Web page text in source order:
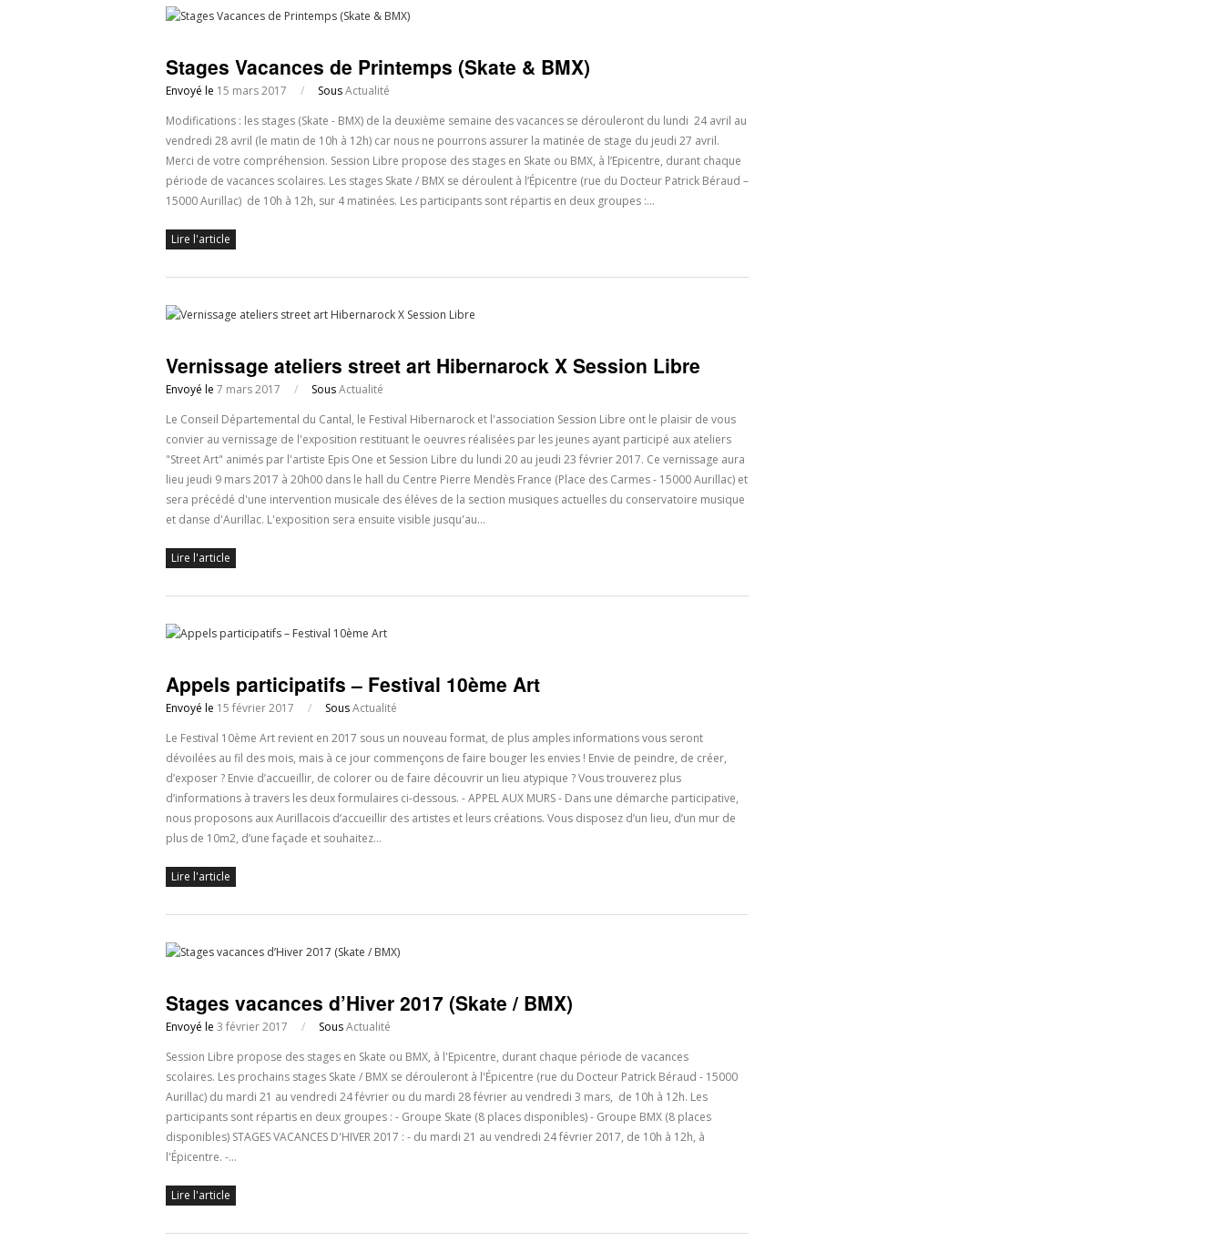
Stages Vacances de Printemps (Skate & BMX)
Envoyé le 15 mars 2017 / SousActualité
Modifications : les stages (Skate - BMX) de la deuxième semaine des vacances se dérouleront du lundi 24 avril au
vendredi 28 avril (le matin de 10h à 12h) car nous ne pourrons assurer la matinée de stage du jeudi 27 avril.
Merci de votre compréhension. Session Libre propose des stages en Skate ou BMX, à l’Epicentre, durant chaque
période de vacances scolaires. Les stages Skate / BMX se déroulent à l’Épicentre (rue du Docteur Patrick Béraud –
15000 Aurillac) de 10h à 12h, sur 4 matinées. Les participants sont répartis en deux groupes :…
Lire l'article
Vernissage ateliers street art Hibernarock X Session Libre
Envoyé le 7 mars 2017 / SousActualité
Le Conseil Départemental du Cantal, le Festival Hibernarock et l'association Session Libre ont le plaisir de vous
convier au vernissage de l'exposition restituant le oeuvres réalisées par les jeunes ayant participé aux ateliers
"Street Art" animés par l'artiste Epis One et Session Libre du lundi 20 au jeudi 23 février 2017. Ce vernissage aura
lieu jeudi 9 mars 2017 à 20h00 dans le hall du Centre Pierre Mendès France (Place des Carmes - 15000 Aurillac) et
sera précédé d'une intervention musicale des éléves de la section musiques actuelles du conservatoire musique
et danse d'Aurillac. L'exposition sera ensuite visible jusqu'au…
Lire l'article
Appels participatifs – Festival 10ème Art
Envoyé le 15 février 2017 / SousActualité
Le Festival 10ème Art revient en 2017 sous un nouveau format, de plus amples informations vous seront
dévoilées au fil des mois, mais à ce jour commençons de faire bouger les envies ! Envie de peindre, de créer,
d’exposer ? Envie d’accueillir, de colorer ou de faire découvrir un lieu atypique ? Vous trouverez plus
d’informations à travers les deux formulaires ci-dessous. - APPEL AUX MURS - Dans une démarche participative,
nous proposons aux Aurillacois d’accueillir des artistes et leurs créations. Vous disposez d’un lieu, d’un mur de
plus de 10m2, d’une façade et souhaitez…
Lire l'article
Stages vacances d’Hiver 2017 (Skate / BMX)
Envoyé le 3 février 2017 / SousActualité
Session Libre propose des stages en Skate ou BMX, à l'Epicentre, durant chaque période de vacances
scolaires. Les prochains stages Skate / BMX se dérouleront à l'Épicentre (rue du Docteur Patrick Béraud - 15000
Aurillac) du mardi 21 au vendredi 24 février ou du mardi 28 février au vendredi 3 mars, de 10h à 12h. Les
participants sont répartis en deux groupes : - Groupe Skate (8 places disponibles) - Groupe BMX (8 places
disponibles) STAGES VACANCES D'HIVER 2017 : - du mardi 21 au vendredi 24 février 2017, de 10h à 12h, à
l'Épicentre. -…
Lire l'article